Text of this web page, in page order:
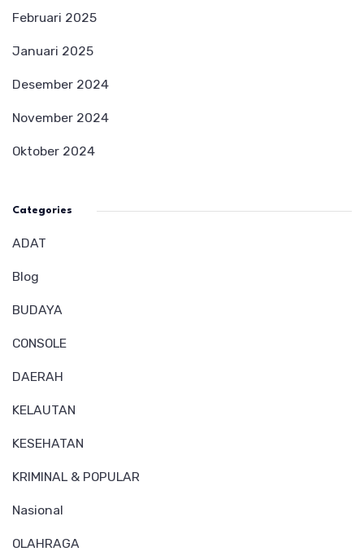
Februari 2025
Januari 2025
Desember 2024
November 2024
Oktober 2024
Categories
ADAT
Blog
BUDAYA
CONSOLE
DAERAH
KELAUTAN
KESEHATAN
KRIMINAL & POPULAR
Nasional
OLAHRAGA